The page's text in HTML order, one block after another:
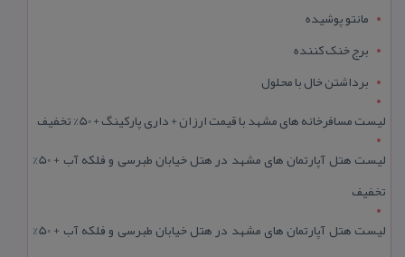
مانتو پوشیده
برج خنک کننده
برداشتن خال با محلول
لیست مسافرخانه های مشهد با قیمت ارزان + داری پارکینگ + 50% تخفیف
لیست هتل آپارتمان های مشهد در هتل خیابان طبرسی و فلکه آب + 50%
تخفیف
لیست هتل آپارتمان های مشهد در هتل خیابان طبرسی و فلکه آب + 50%